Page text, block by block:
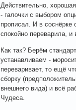
Действительно,
- галочки с выбором
прописал. И в соснёрке
спокойно переварила, и
Как так? Берём
устанавливаем -
переваривает, то ещё
сборку
внешнего вида) и всё
Чудеса.